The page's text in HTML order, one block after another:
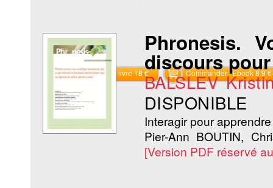
Commander le livre 18 € Commander l'Ebook 8.9 €
Phronesis.
discours
BALSLEV
DISPONIBLE
Interagir pour
Pier-Ann BOUTIN,
[Version PDF réservé